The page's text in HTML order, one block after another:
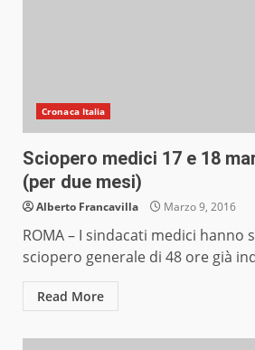
Cronaca Italia
Sciopero medici 17 e 18
(per due mesi)
Alberto Francavilla Marzo 9, 2016
ROMA – I sindacati medici hanno
sciopero generale di 48 ore già
Read More